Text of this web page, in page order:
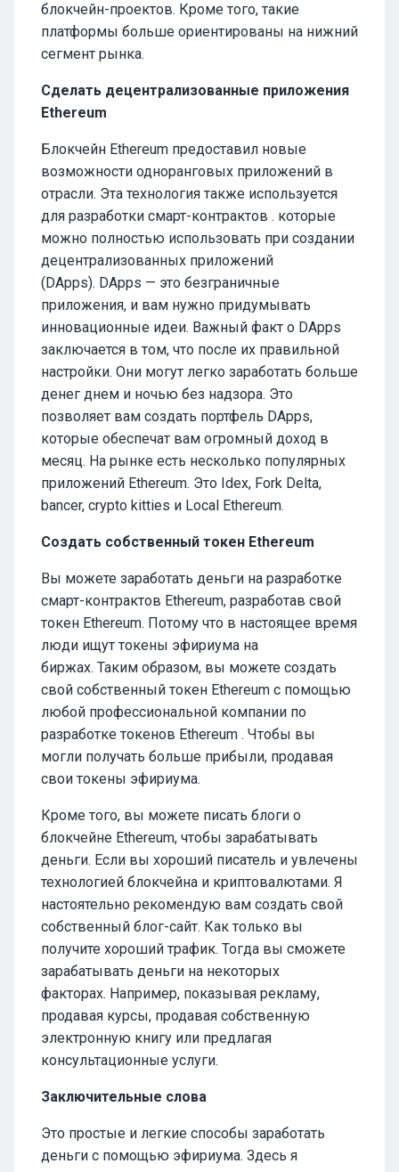
блокчейн-проектов. Кроме того, такие
платформы больше ориентированы на нижний
сегмент рынка.
Сделать децентрализованные приложения
Ethereum
Блокчейн Ethereum предоставил новые
возможности одноранговых приложений в
отрасли. Эта технология также используется
для разработки смарт-контрактов . которые
можно полностью использовать при создании
децентрализованных приложений
(DApps). DApps — это безграничные
приложения, и вам нужно придумывать
инновационные идеи. Важный факт о DApps
заключается в том, что после их правильной
настройки. Они могут легко заработать больше
денег днем ​​и ночью без надзора. Это
позволяет вам создать портфель DApps,
которые обеспечат вам огромный доход в
месяц. На рынке есть несколько популярных
приложений Ethereum. Это Idex, Fork Delta,
bancer, crypto kitties и Local Ethereum.
Создать собственный токен Ethereum
Вы можете заработать деньги на разработке
смарт-контрактов Ethereum, разработав свой
токен Ethereum. Потому что в настоящее время
люди ищут токены эфириума на
биржах. Таким образом, вы можете создать
свой собственный токен Ethereum с помощью
любой профессиональной компании по
разработке токенов Ethereum . Чтобы вы
могли получать больше прибыли, продавая
свои токены эфириума.
Кроме того, вы можете писать блоги о
блокчейне Ethereum, чтобы зарабатывать
деньги. Если вы хороший писатель и увлечены
технологией блокчейна и криптовалютами. Я
настоятельно рекомендую вам создать свой
собственный блог-сайт. Как только вы
получите хороший трафик. Тогда вы сможете
зарабатывать деньги на некоторых
факторах. Например, показывая рекламу,
продавая курсы, продавая собственную
электронную книгу или предлагая
консультационные услуги.
Заключительные слова
Это простые и легкие способы заработать
деньги с помощью эфириума. Здесь я